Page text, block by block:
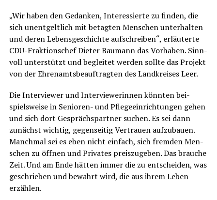
„Wir haben den Gedan­ken, Inter­es­sier­te zu fin­den, die
sich unent­gelt­lich mit betag­ten Men­schen unter­hal­ten
und deren Lebens­ge­schich­te auf­schrei­ben“, erläu­ter­te
CDU-Frak­ti­ons­chef Die­ter Bau­mann das Vor­ha­ben. Sinn­
voll unter­stützt und beglei­tet wer­den soll­te das Pro­jekt
von der Ehren­amts­be­auf­trag­ten des Land­krei­ses Leer.
Die Inter­view­er und Inter­viewe­rin­nen könn­ten bei­
spiels­wei­se in Senio­ren- und Pfle­ge­ein­rich­tun­gen gehen
und sich dort Gesprächs­part­ner suchen. Es sei dann
zunächst wich­tig, gegen­sei­tig Ver­trau­en auf­zu­bau­en.
Manch­mal sei es eben nicht ein­fach, sich frem­den Men­
schen zu öff­nen und Pri­va­tes preis­zu­ge­ben. Das brau­che
Zeit. Und am Ende hät­ten immer die zu ent­schei­den, was
geschrie­ben und bewahrt wird, die aus ihrem Leben
erzählen.